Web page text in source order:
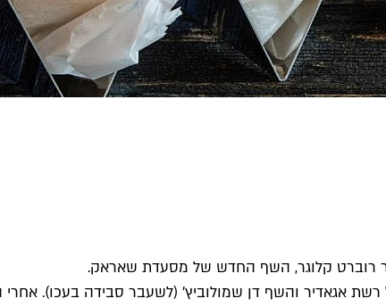
רוברט קלוגר, השף החדש של מסעדת שאראק.
אגאדיר והשף דן שמולוביץ׳ (לשעבר סבידה בעכו). אחרי